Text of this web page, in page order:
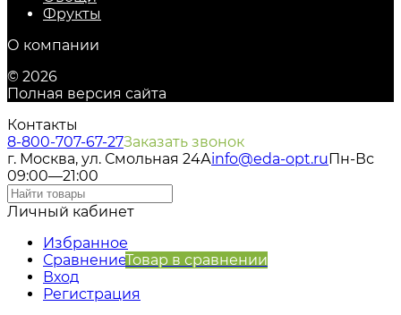
Фрукты
О компании
© 2026
Полная версия сайта
Контакты
8-800-707-67-27Заказать звонок
г. Москва, ул. Смольная 24Аinfo@eda-opt.ruПн-Вс
09:00—21:00
Личный кабинет
Избранное
СравнениеТовар в сравнении
Вход
Регистрация